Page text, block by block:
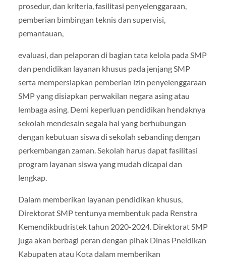
prosedur, dan kriteria, fasilitasi penyelenggaraan,
pemberian bimbingan teknis dan supervisi,
pemantauan,
evaluasi, dan pelaporan di bagian tata kelola pada SMP
dan pendidikan layanan khusus pada jenjang SMP
serta mempersiapkan pemberian izin penyelenggaraan
SMP yang disiapkan perwakilan negara asing atau
lembaga asing. Demi keperluan pendidikan hendaknya
sekolah mendesain segala hal yang berhubungan
dengan kebutuan siswa di sekolah sebanding dengan
perkembangan zaman. Sekolah harus dapat fasilitasi
program layanan siswa yang mudah dicapai dan
lengkap.
Dalam memberikan layanan pendidikan khusus,
Direktorat SMP tentunya membentuk pada Renstra
Kemendikbudristek tahun 2020-2024. Direktorat SMP
juga akan berbagi peran dengan pihak Dinas Pneidikan
Kabupaten atau Kota dalam memberikan